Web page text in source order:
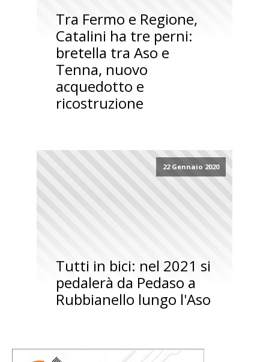
Tra Fermo e Regione,
Catalini ha tre perni:
bretella tra Aso e
Tenna, nuovo
acquedotto e
ricostruzione
22 Gennaio 2020
Tutti in bici: nel 2021 si
pedalerà da Pedaso a
Rubbianello lungo l'Aso